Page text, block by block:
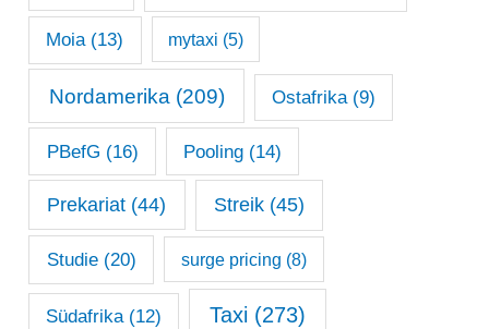
Moia(13) mytaxi (5)
Nordamerika (209) Ostafrika (9)
PBefG (16) Pooling (14)
Prekariat (44) Streik(45)
Studie(20) surge pricing (8)
Südafrika(12) Taxi (273)